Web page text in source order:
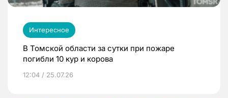
Интересное
В Томской области за сутки при пожаре
погибли 10 кур и корова
12:04 / 25.07.26